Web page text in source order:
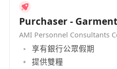
Purchaser -
AMI Personnel Consultants
享有銀行公眾假期
提供雙糧